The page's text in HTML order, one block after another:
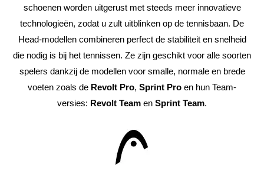
schoenen worden uitgerust met steeds meer innovatieve
technologieën, zodat u zult uitblinken op de tennisbaan. De
Head-modellen combineren perfect de stabiliteit en snelheid
die nodig is bij het tennissen. Ze zijn geschikt voor alle soorten
spelers dankzij de modellen voor smalle, normale en brede
voeten zoals de Revolt Pro, Sprint Pro en hun Team-
versies: Revolt Team en Sprint Team.